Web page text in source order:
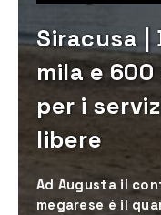
Siracusa |
mila e
per i
libere
Ad Augusta il
megarese è il